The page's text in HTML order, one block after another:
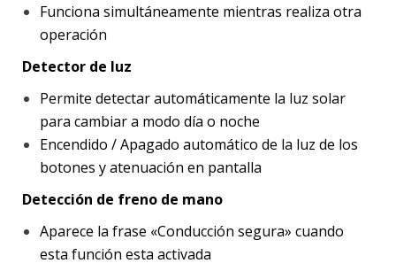
Funciona simultáneamente mientras realiza otra
operación
Detector de luz
Permite detectar automáticamente la luz solar
para cambiar a modo día o noche
Encendido / Apagado automático de la luz de los
botones y atenuación en pantalla
Detección de freno de mano
Aparece la frase «Conducción segura» cuando
esta función esta activada